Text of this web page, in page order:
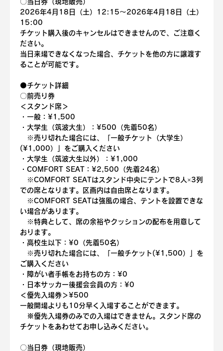
〇当日券（現地販売）
2026年4月18日（土）12:15〜2026年4月18日（土）
15:00
チケット購入後のキャンセルはできませんので、ご注意く
ださい。
当日来場できなくなった場合、チケットを他の方に譲渡す
ることが可能です。
⚫️チケット詳細
〇前売り券
＜スタンド席＞
・一般：¥1,500
・大学生（筑波大生）：¥500（先着50名）
※売り切れた場合には、「一般チケット（大学生）
(¥1,000）」をご購入ください
・大学生（筑波大生以外）：¥1,000
・COMFORT SEAT：¥2,500（先着24名）
※COMFORT SEATはスタンド中央にテントで8人×3列
での席となります。区画内は自由席となります。
※COMFORT SEATは強風の場合、テントを設置できな
い場合があります。
※特典として、席の余裕やクッションの配布を用意して
おります。
・高校生以下：¥0（先着50名）
※売り切れた場合には、「一般チケット(¥1,500）」を
ご購入ください
・障がい者手帳をお持ちの方：¥0
・日本サッカー後援会会員の方：¥0
＜優先入場券＞¥500
一般開場よりも10分早く入場することができます。
※優先入場券のみでの入場はできません。スタンド席の
チケットをあわせてお申し込みください。
〇当日券（現地販売）